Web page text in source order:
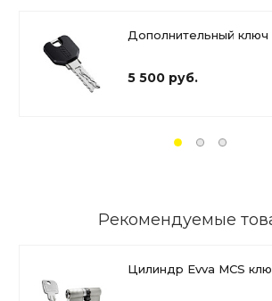
Дополнительный ключ
5 500 руб.
Рекомендуемые
Цилиндр Evva MCS